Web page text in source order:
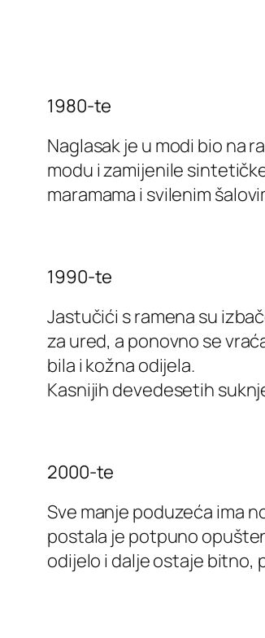
1980-te
Naglasak je u modi bio na
modu i zamijenile
maramama i svilenim
1990-te
Jastučići s ramena su
za ured, a ponovno se
bila i kožna odijela.
Kasnijih devedesetih
2000-te
Sve manje poduzeća ima
postala je potpuno
odijelo i dalje ostaje bitno,